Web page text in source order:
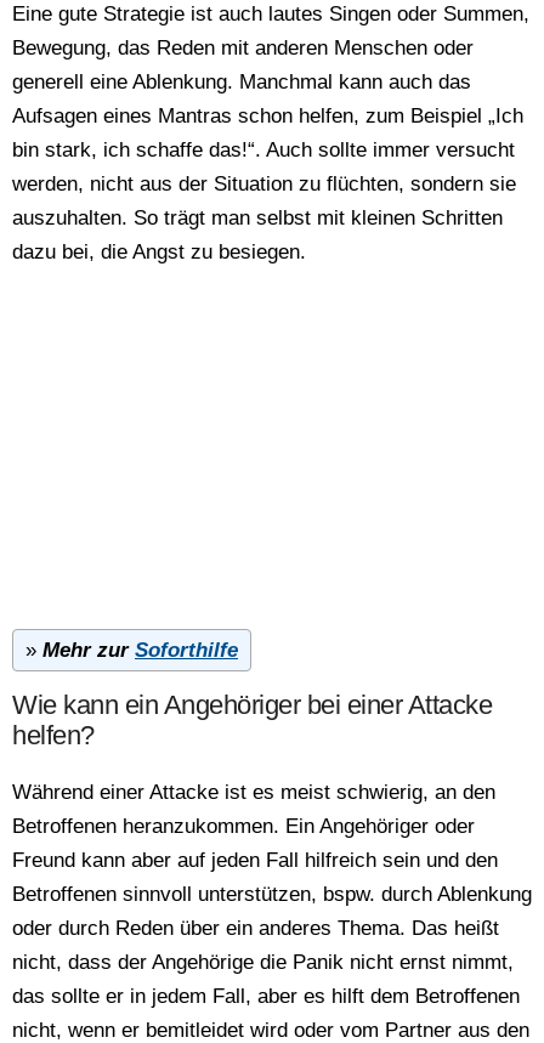
Eine gute Strategie ist auch lautes Singen oder Summen,
Bewegung, das Reden mit anderen Menschen oder
generell eine Ablenkung. Manchmal kann auch das
Aufsagen eines Mantras schon helfen, zum Beispiel „Ich
bin stark, ich schaffe das!“. Auch sollte immer versucht
werden, nicht aus der Situation zu flüchten, sondern sie
auszuhalten. So trägt man selbst mit kleinen Schritten
dazu bei, die Angst zu besiegen.
» Mehr zur Soforthilfe
Wie kann ein Angehöriger bei einer Attacke
helfen?
Während einer Attacke ist es meist schwierig, an den
Betroffenen heranzukommen. Ein Angehöriger oder
Freund kann aber auf jeden Fall hilfreich sein und den
Betroffenen sinnvoll unterstützen, bspw. durch Ablenkung
oder durch Reden über ein anderes Thema. Das heißt
nicht, dass der Angehörige die Panik nicht ernst nimmt,
das sollte er in jedem Fall, aber es hilft dem Betroffenen
nicht, wenn er bemitleidet wird oder vom Partner aus den